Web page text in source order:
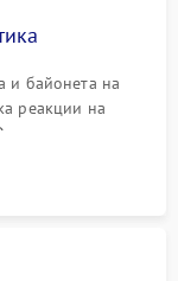
и байонета на
реакции на
состояния
и вспышки.